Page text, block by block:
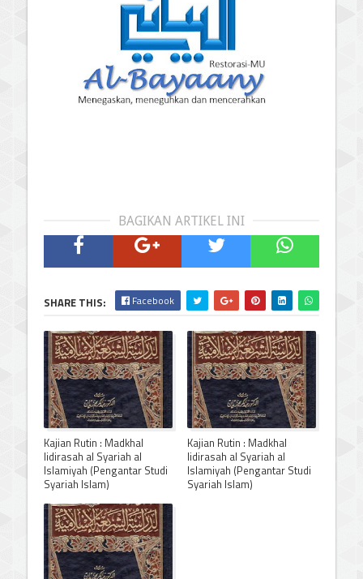
BAGIKAN ARTIKEL INI
SHARE THIS: Facebook
Kajian Rutin : Madkhal
lidirasah al Syariah al
Islamiyah (Pengantar Studi
Syariah Islam)
Kajian Rutin : Madkhal
lidirasah al Syariah al
Islamiyah (Pengantar Studi
Syariah Islam)